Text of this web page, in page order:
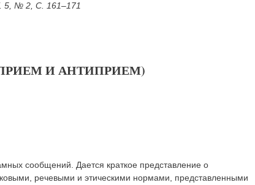
5, № 2, С. 161–171
И АНТИПРИЕМ)
сообщений. Дается краткое представление о
речевыми и этическими нормами, представленными